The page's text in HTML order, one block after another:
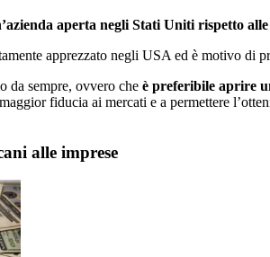
aperta negli Stati Uniti rispetto
apprezzato negli USA ed è motivo di
da sempre, ovvero che è preferibile aprire
fiducia ai mercati e a permettere
alle imprese